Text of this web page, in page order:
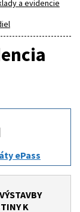
a evidencie
ePass
K